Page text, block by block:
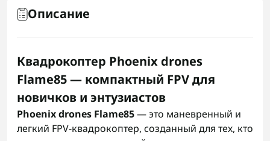
Описание
Квадрокоптер Phoenix drones
Flame85 — компактный FPV для
новичков и энтузиастов
Phoenix drones Flame85— это маневренный и
легкий FPV-квадрокоптер, созданный для тех, кто